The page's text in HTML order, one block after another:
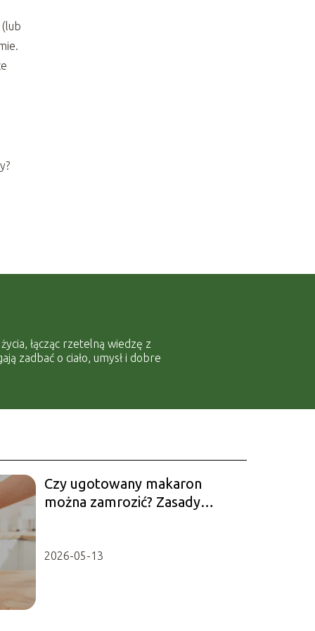
łącząc rzetelną wiedzę z
zadbać o ciało, umysł i dobre
Czy ugotowany makaron
można zamrozić? Zasady
2026-05-13